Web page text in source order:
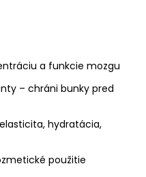
a funkcie mozgu
– chráni bunky pred
hydratácia,
použitie